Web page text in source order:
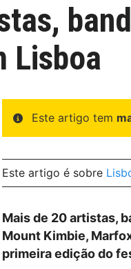
Lisboa
Este artigo tem
Este artigo é sobre
Mais de 20 artistas,
Mount Kimbie,
primeira edição do